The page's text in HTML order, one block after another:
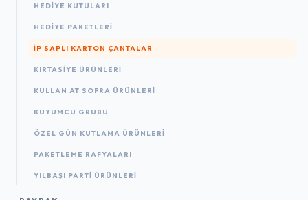
HEDIYE KUTULARI
HEDIYE PAKETLERI
İP SAPLI KARTON ÇANTALAR
KIRTASIYE ÜRÜNLERI
KULLAN AT SOFRA ÜRÜNLERI
KUYUMCU GRUBU
ÖZEL GÜN KUTLAMA ÜRÜNLERI
PAKETLEME RAFYALARI
YILBAŞI PARTI ÜRÜNLERI